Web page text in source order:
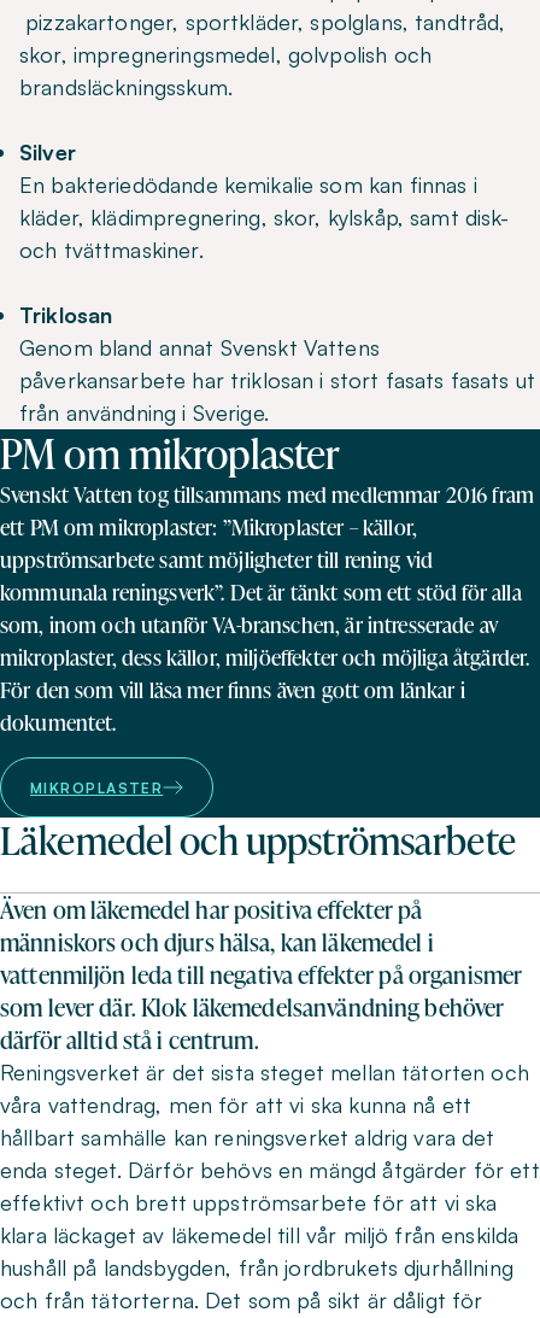
pizzakartonger, sportkläder, spolglans, tandtråd,
skor, impregneringsmedel, golvpolish och
brandsläckningsskum.
Silver
En bakteriedödande kemikalie som kan finnas i
kläder, klädimpregnering, skor, kylskåp, samt disk-
och tvättmaskiner.
Triklosan
Genom bland annat Svenskt Vattens
påverkansarbete har triklosan i stort fasats fasats ut
från användning i Sverige.
PM om mikroplaster
Svenskt Vatten tog tillsammans med medlemmar 2016 fram
ett PM om mikroplaster: ”Mikroplaster – källor,
uppströmsarbete samt möjligheter till rening vid
kommunala reningsverk”. Det är tänkt som ett stöd för alla
som, inom och utanför VA-branschen, är intresserade av
mikroplaster, dess källor, miljöeffekter och möjliga åtgärder.
För den som vill läsa mer finns även gott om länkar i
dokumentet.
MIKROPLASTER
Läkemedel och uppströmsarbete
Även om läkemedel har positiva effekter på
människors och djurs hälsa, kan läkemedel i
vattenmiljön leda till negativa effekter på organismer
som lever där. Klok läkemedelsanvändning behöver
därför alltid stå i centrum.
Reningsverket är det sista steget mellan tätorten och
våra vattendrag, men för att vi ska kunna nå ett
hållbart samhälle kan reningsverket aldrig vara det
enda steget. Därför behövs en mängd åtgärder för ett
effektivt och brett uppströmsarbete för att vi ska
klara läckaget av läkemedel till vår miljö från enskilda
hushåll på landsbygden, från jordbrukets djurhållning
och från tätorterna. Det som på sikt är dåligt för